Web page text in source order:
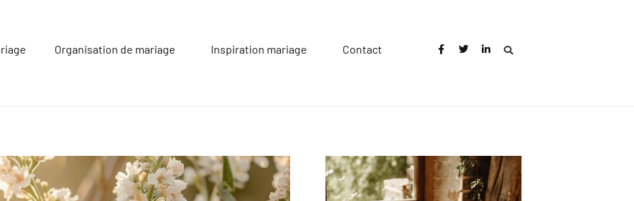
Organisation de mariage Inspiration mariage Contact